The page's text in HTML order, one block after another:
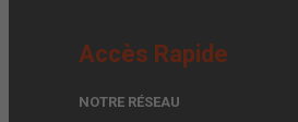
Accès Rapide
NOTRE RÉSEAU